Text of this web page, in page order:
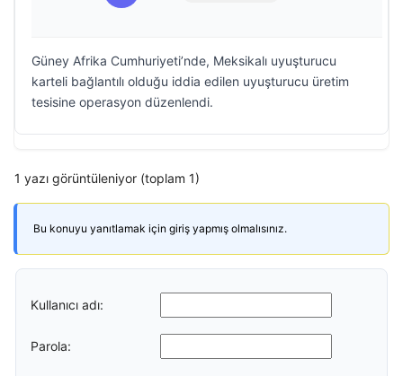
Güney Afrika Cumhuriyeti’nde, Meksikalı uyuşturucu
karteli bağlantılı olduğu iddia edilen uyuşturucu üretim
tesisine operasyon düzenlendi.
1 yazı görüntüleniyor (toplam 1)
Bu konuyu yanıtlamak için giriş yapmış olmalısınız.
Kullanıcı adı:
Parola: